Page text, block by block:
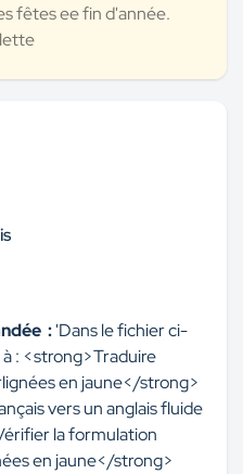
fêtes ee fin d'année.
:'Dans le fichier ci-
: <strong>Traduire
en jaune</strong>
vers un anglais fluide
la formulation
en jaune</strong>